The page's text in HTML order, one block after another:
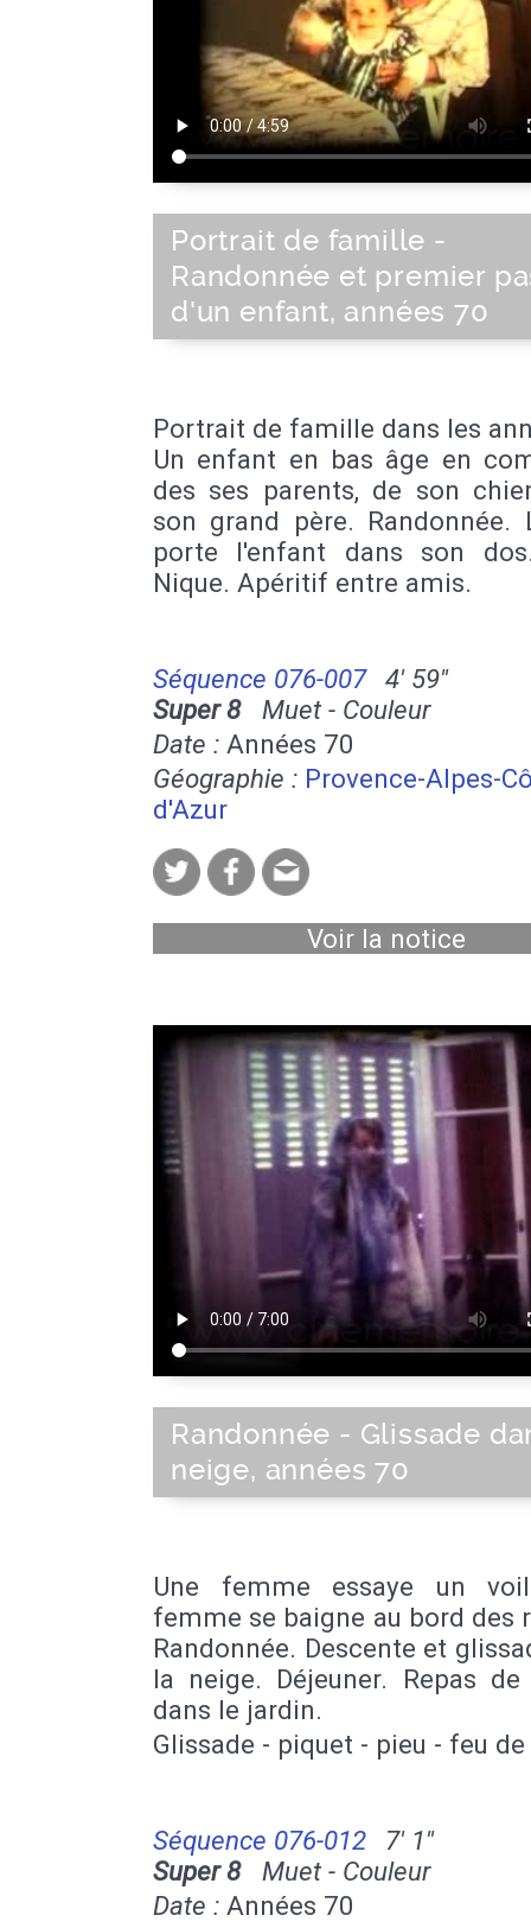
Portrait de famille -
Randonnée et premier
d'un enfant, années 70
Portrait de famille dans les
Un enfant en bas âge en
des ses parents, de son
son grand père. Randonnée.
porte l'enfant dans son
Nique. Apéritif entre amis.
Séquence 076-007
4' 59''
Super 8Muet - Couleur
Date : Années 70
Géographie : Provence-Alpes-
d'Azur
Voir la notice
Randonnée - Glissade
neige, années 70
Une femme essaye un
femme se baigne au bord des
Randonnée. Descente et
la neige. Déjeuner. Repas
dans le jardin.
Glissade - piquet - pieu - feu
Séquence 076-012
7' 1''
Super 8Muet - Couleur
Date : Années 70